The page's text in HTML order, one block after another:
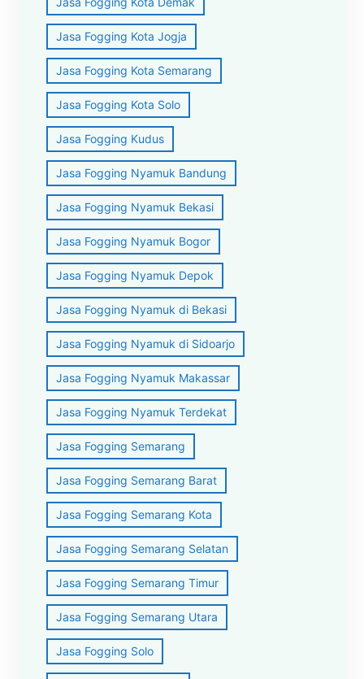
Jasa Fogging Kota Jogja
Jasa Fogging Kota Semarang
Jasa Fogging Kota Solo
Jasa Fogging Kudus
Jasa Fogging Nyamuk Bandung
Jasa Fogging Nyamuk Bekasi
Jasa Fogging Nyamuk Bogor
Jasa Fogging Nyamuk Depok
Jasa Fogging Nyamuk di Bekasi
Jasa Fogging Nyamuk di Sidoarjo
Jasa Fogging Nyamuk Makassar
Jasa Fogging Nyamuk Terdekat
Jasa Fogging Semarang
Jasa Fogging Semarang Barat
Jasa Fogging Semarang Kota
Jasa Fogging Semarang Selatan
Jasa Fogging Semarang Timur
Jasa Fogging Semarang Utara
Jasa Fogging Solo